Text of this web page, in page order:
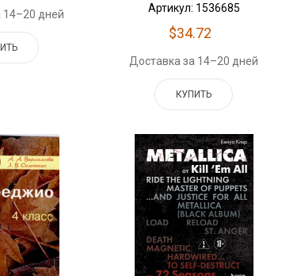
14–20 дней
Артикул: 1536685
$34.72
Доставка за 14–20 дней
КУПИТЬ